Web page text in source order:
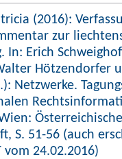
(2016):
zur
In: Erich
Hötzendorfer
Netzwerke.
S. 51-56 (auch
vom 24.02.2016)